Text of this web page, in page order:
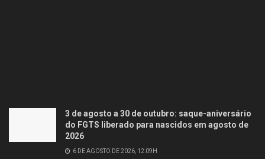
3 de agosto a 30 de outubro: saque-aniversário
do FGTS liberado para nascidos em agosto de
2026
6 DE AGOSTO DE 2026, 12:09H